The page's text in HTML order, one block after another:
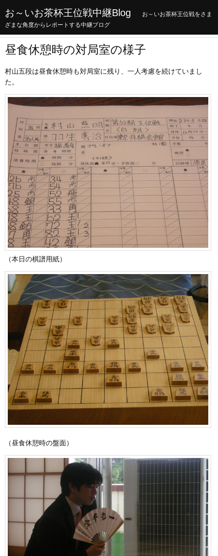
お～いお茶杯王位戦中継Blog
お～いお茶杯王位戦をさま
ざまな角度からレポートする中継ブログ
昼食休憩時の対局室の様子
村山五段は昼食休憩時も対局室に残り、一人考慮を続けていまし
た。
（本日の棋譜用紙）
（昼食休憩時の盤面）